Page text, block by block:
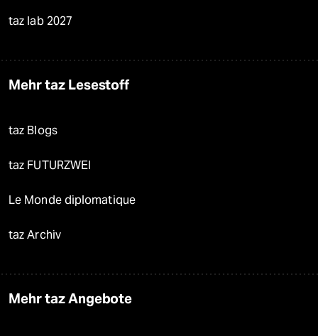
taz lab 2027
Mehr taz Lesestoff
taz Blogs
taz FUTURZWEI
Le Monde diplomatique
taz Archiv
Mehr taz Angebote